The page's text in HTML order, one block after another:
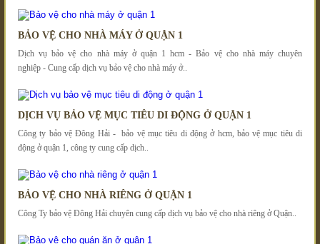
BẢO VỆ CHO NHÀ MÁY Ở QUẬN 1
Dịch vụ bảo vệ cho nhà máy ở quận 1 hcm - Bảo vệ cho nhà máy chuyên
nghiệp - Cung cấp dịch vụ bảo vệ cho nhà máy ở..
DỊCH VỤ BẢO VỆ MỤC TIÊU DI ĐỘNG Ở QUẬN 1
Công ty bảo vệ Đông Hải - bảo vệ mục tiêu di động ở hcm, bảo vệ mục tiêu di
động ở quận 1, công ty cung cấp dịch..
BẢO VỆ CHO NHÀ RIÊNG Ở QUẬN 1
Công Ty bảo vệ Đông Hải chuyên cung cấp dịch vụ bảo vệ cho nhà riêng ở Quận..